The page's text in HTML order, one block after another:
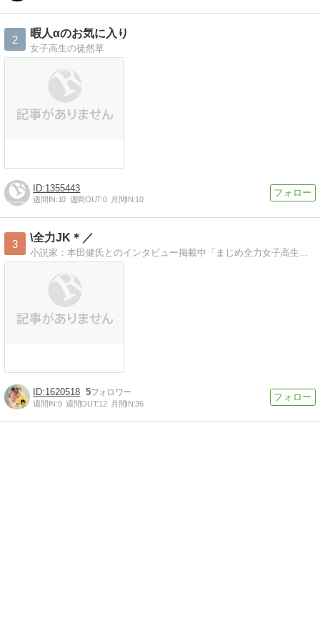
2
暇人αのお気に入り
女子高生の徒然草
1355443
週間IN:10 週間OUT:0 月間IN:10
3
\全力JK＊／
1620518 5
週間IN:9 週間OUT:12 月間IN:36